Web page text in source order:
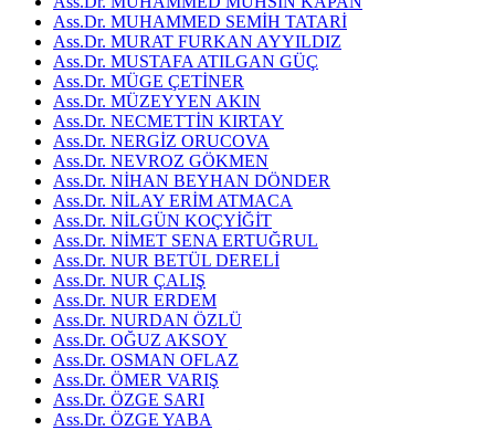
Ass.Dr. MUHAMMED SEMİH TATARİ
Ass.Dr. MURAT FURKAN AYYILDIZ
Ass.Dr. MUSTAFA ATILGAN GÜÇ
Ass.Dr. MÜGE ÇETİNER
Ass.Dr. MÜZEYYEN AKIN
Ass.Dr. NECMETTİN KIRTAY
Ass.Dr. NERGİZ ORUCOVA
Ass.Dr. NEVROZ GÖKMEN
Ass.Dr. NİHAN BEYHAN DÖNDER
Ass.Dr. NİLAY ERİM ATMACA
Ass.Dr. NİLGÜN KOÇYİĞİT
Ass.Dr. NİMET SENA ERTUĞRUL
Ass.Dr. NUR BETÜL DERELİ
Ass.Dr. NUR ÇALIŞ
Ass.Dr. NUR ERDEM
Ass.Dr. NURDAN ÖZLÜ
Ass.Dr. OĞUZ AKSOY
Ass.Dr. OSMAN OFLAZ
Ass.Dr. ÖMER VARIŞ
Ass.Dr. ÖZGE SARI
Ass.Dr. ÖZGE YABA